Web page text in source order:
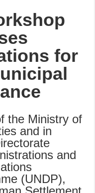
for
the Ministry of
and in
and
(UNDP),